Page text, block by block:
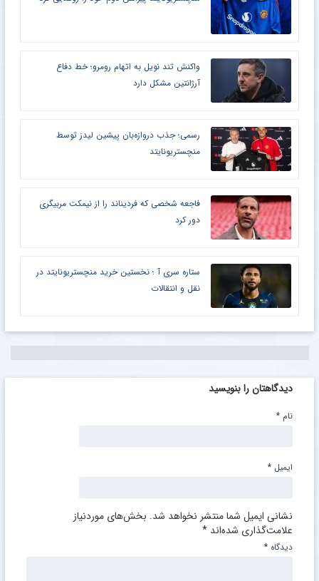
واکنش تند نویل به اتهام رومرو؛ خط دفاع
آرژانتین مشکل دارد
رسمی؛ جذب دروازه‌بان پیشین لیدز توسط
منچستریونایتد
فاجعه شخصی که فردیناند را از نیمکت مربیگری
دور کرد
ستاره سری آ ؛ نخستین خرید منچستریونایتد در
نقل و انتقالات
دیدگاهتان را بنویسید
نشانی ایمیل شما منتشر نخواهد شد. بخش‌های موردنیاز
علامت‌گذاری شده‌اند *
دیدگاه *
نام *
ایمیل *